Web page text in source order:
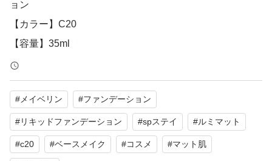
ョン
【カラー】C20
【容量】35ml
【商品の状態】1度のみ使用
よろしくお願いいたします。
#メイベリン #ファンデーション
#リキッドファンデーション #spステイ #ルミマット
#c20 #ベースメイク #コスメ #マット肌